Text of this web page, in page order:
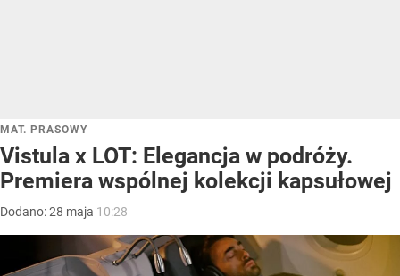
MAT. PRASOWY
Vistula x LOT: Elegancja w podróży.
Premiera wspólnej kolekcji kapsułowej
Dodano:28 maja 10:28